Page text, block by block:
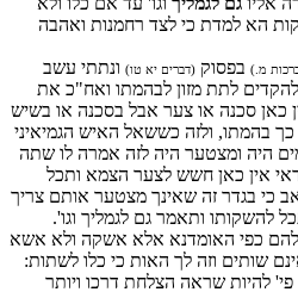
הא למדת כי לצד רחמנות ואהבה
מ.) בפסוק (דברים יא טו) ונתתי עשב
לתת מזון לבהמתו ואח"כ את
כאן סכנה או צער אבל בסכנה או בשיש
בהמתו, ולזה כששאל האיש הגמיאיני
היה ומצטער היה לזה אמרה לו שתה
אין כאן חשש לצער הצמא ותכל
כי בגדר זה שאינך מצטער אותם צריך
להשקותו ותאמר גם לגמליך וגו'.
כפי האומדנא אלא אשקה ולא אשא
שותים וזה לך האות כי כלו לשתות:
פי' להיות שראה הצלחת דרכו ויותר